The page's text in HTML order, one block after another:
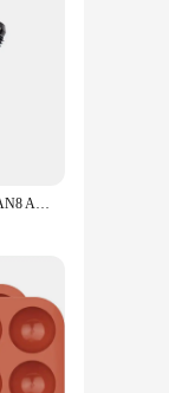
عالية الجودة AN4 AN6 AN8 AN10 Y محول كتلة الذكور موضوع خرطوم الوقود المناسب محولات تي شيرت أنابيب النفط المشتركة العالمي الألومنيوم